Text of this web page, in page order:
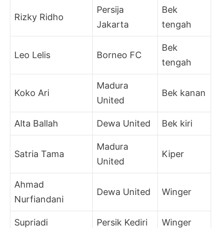
Rizky Ridho
Persija
Jakarta
Bek
tengah
Leo Lelis Borneo FC
Bek
tengah
Koko Ari
Madura
United
Bek kanan
Alta Ballah Dewa United Bek kiri
Satria Tama
Madura
United
Kiper
Ahmad
Nurfiandani
Dewa United Winger
Supriadi Persik Kediri Winger